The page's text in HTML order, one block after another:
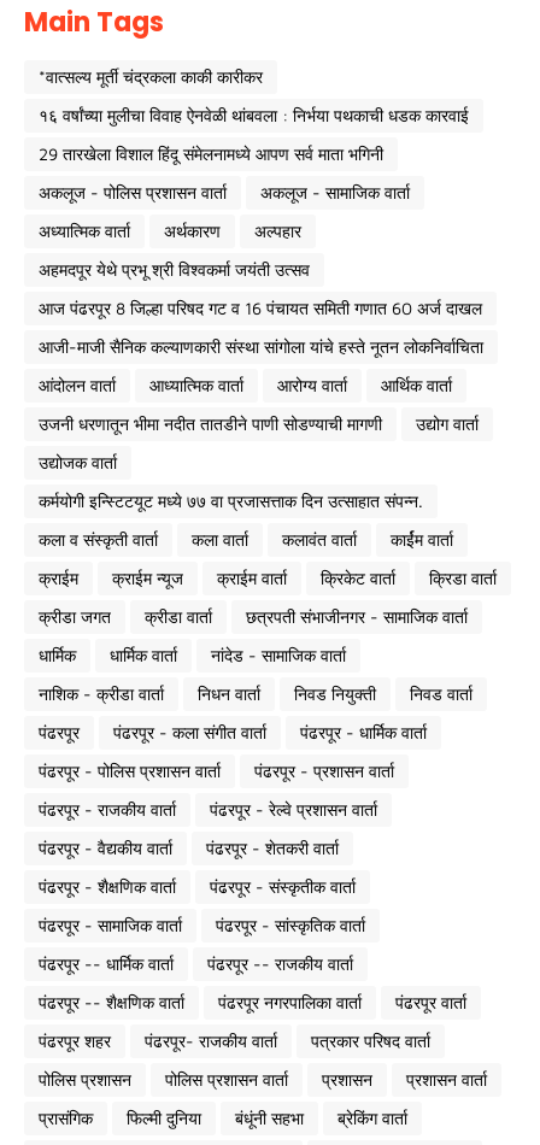
Main Tags
*वात्सल्य मूर्ती चंद्रकला काकी कारीकर
१६ वर्षांच्या मुलीचा विवाह ऐनवेळी थांबवला : निर्भया पथकाची धडक कारवाई
29 तारखेला विशाल हिंदू संमेलनामध्ये आपण सर्व माता भगिनी
अकलूज - पोलिस प्रशासन वार्ता
अकलूज - सामाजिक वार्ता
अध्यात्मिक वार्ता
अर्थकारण
अल्पहार
अहमदपूर येथे प्रभू श्री विश्वकर्मा जयंती उत्सव
आज पंढरपूर 8 जिल्हा परिषद गट व 16 पंचायत समिती गणात 60 अर्ज दाखल
आजी-माजी सैनिक कल्याणकारी संस्था सांगोला यांचे हस्ते नूतन लोकनिर्वाचिता
आंदोलन वार्ता
आध्यात्मिक वार्ता आरोग्य वार्ता
आर्थिक वार्ता
उजनी धरणातून भीमा नदीत तातडीने पाणी सोडण्याची मागणी
उद्योग वार्ता
उद्योजक वार्ता
कर्मयोगी इन्स्टिटयूट मध्ये ७७ वा प्रजासत्ताक दिन उत्साहात संपन्न.
कला व संस्कृती वार्ता
कला वार्ता कलावंत वार्ता
कार्ईम वार्ता
क्राईम
क्राईम न्यूज क्राईम वार्ता क्रिकेट वार्ता
क्रिडा वार्ता
क्रीडा जगत
क्रीडा वार्ता
छत्रपती संभाजीनगर - सामाजिक वार्ता
धार्मिक
धार्मिक वार्ता
नांदेड - सामाजिक वार्ता
नाशिक - क्रीडा वार्ता
निधन वार्ता निवड नियुक्ती
निवड वार्ता
पंढरपूर
पंढरपूर - कला संगीत वार्ता
पंढरपूर - धार्मिक वार्ता
पंढरपूर - पोलिस प्रशासन वार्ता
पंढरपूर - प्रशासन वार्ता
पंढरपूर - राजकीय वार्ता
पंढरपूर - रेल्वे प्रशासन वार्ता
पंढरपूर - वैद्यकीय वार्ता
पंढरपूर - शेतकरी वार्ता
पंढरपूर - शैक्षणिक वार्ता
पंढरपूर - संस्कृतीक वार्ता
पंढरपूर - सामाजिक वार्ता
पंढरपूर - सांस्कृतिक वार्ता
पंढरपूर -- धार्मिक वार्ता
पंढरपूर -- राजकीय वार्ता
पंढरपूर -- शैक्षणिक वार्ता
पंढरपूर नगरपालिका वार्ता
पंढरपूर वार्ता
पंढरपूर शहर
पंढरपूर- राजकीय वार्ता
पत्रकार परिषद वार्ता
पोलिस प्रशासन
पोलिस प्रशासन वार्ता प्रशासन
प्रशासन वार्ता
प्रासंगिक
फिल्मी दुनिया बंधूंनी सहभा
ब्रेकिंग वार्ता